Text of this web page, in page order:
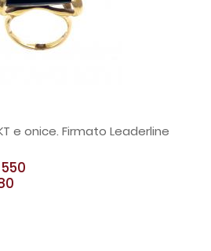
e onice. Firmato Leaderline